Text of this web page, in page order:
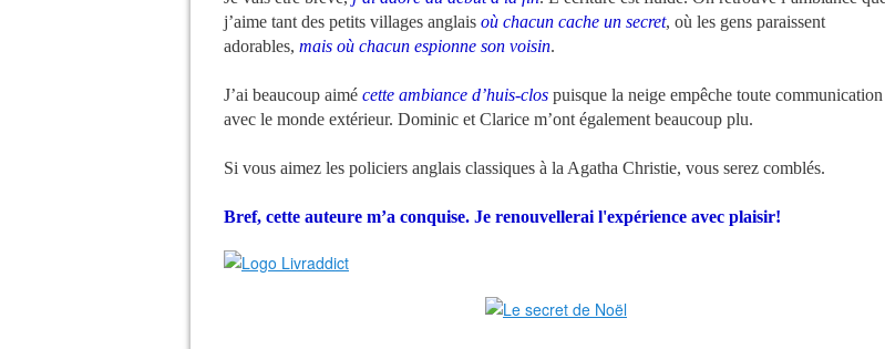
j’aime tant des petits villages anglais où chacun cache un secret, où les gens paraissent
adorables, mais où chacun espionne son voisin.
J’ai beaucoup aimé cette ambiance d’huis-clos puisque la neige empêche toute communication
avec le monde extérieur. Dominic et Clarice m’ont également beaucoup plu.
Si vous aimez les policiers anglais classiques à la Agatha Christie, vous serez comblés.
Bref, cette auteure m’a conquise. Je renouvellerai l'expérience avec plaisir!